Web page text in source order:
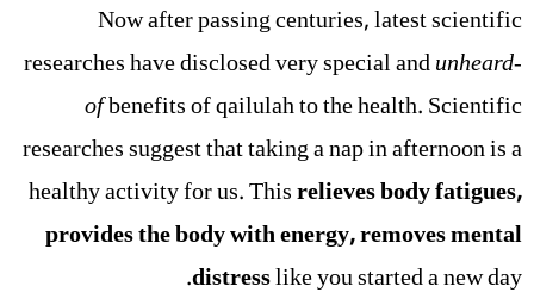
Now after passing centuries, latest scientific
researches have disclosed very special andunheard-
ofbenefits of qailulah to the health. Scientific
researches suggest that taking a nap in afternoon is a
healthy activity for us. Thisrelieves body fatigues,
provides the body with energy, removes mental
distresslike you started a new day.